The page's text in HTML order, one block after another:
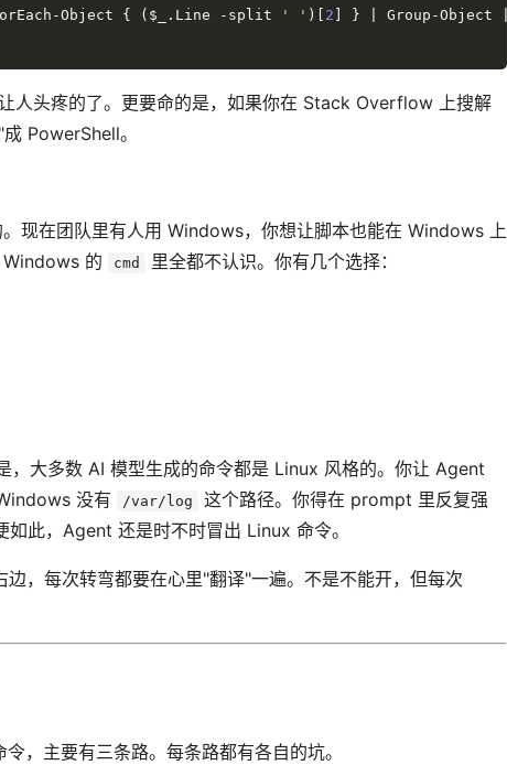
Object { ($_.Line -split ' ' )[ 2
人头疼的了。更要命的是，如果你在 Stack Overflow 上搜解
PowerShell。
现在团队里有人用 Windows，你想让脚本也能在 Windows 上
的 cmd 里全都不认识。你有几个选择：
大多数 AI 模型生成的命令都是 Linux 风格的。你让 Agent
没有 /var/log
这个路径。你得在 prompt 里反复强
此，Agent 还是时不时冒出 Linux 命令。
，每次转弯都要在心里"翻译"一遍。不是不能开，但每次
，主要有三条路。每条路都有各自的坑。